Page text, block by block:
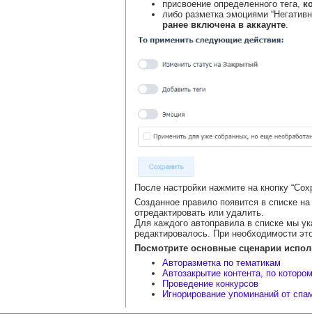
присвоение определенного тега,
либо разметка эмоциями
ранее включена в аккаунте
После настройки нажмите на кнопку
Созданное правило появится в списке
отредактировать или удалить.
Для каждого автоправила в списке мы
редактировалось. При необходимости
Посмотрите основные сценарии
Авторазметка по тематикам
Автозакрытие контента, по
Проведение конкурсов
Игнорирование упоминаний от